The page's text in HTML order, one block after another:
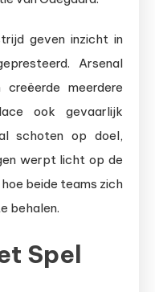
geven inzicht in
Arsenal
meerdere
ook gevaarlijk
schoten op doel,
werpt licht op de
beide teams zich
behalen.
Spel